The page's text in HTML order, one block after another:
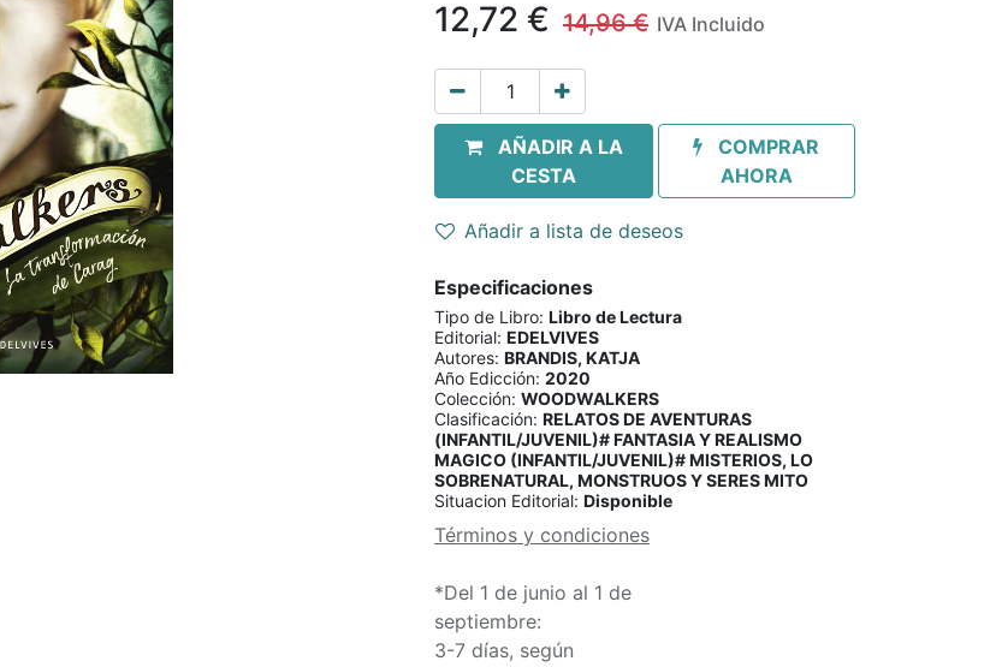
12,72 € 14,96€ IVA Incluido
AÑADIR A LA
CESTA
COMPRAR
AHORA
Añadir a lista de deseos
Especificaciones
Tipo de Libro: Libro de Lectura
Editorial: EDELVIVES
Autores: BRANDIS, KATJA
Año Edicción: 2020
Colección: WOODWALKERS
Clasificación: RELATOS DE AVENTURAS
(INFANTIL/JUVENIL)# FANTASIA Y REALISMO
MAGICO (INFANTIL/JUVENIL)# MISTERIOS, LO
SOBRENATURAL, MONSTRUOS Y SERES MITO
Situacion Editorial: Disponible
Términos y condiciones
*Del 1 de junio al 1 de
septiembre:
3-7 días, según